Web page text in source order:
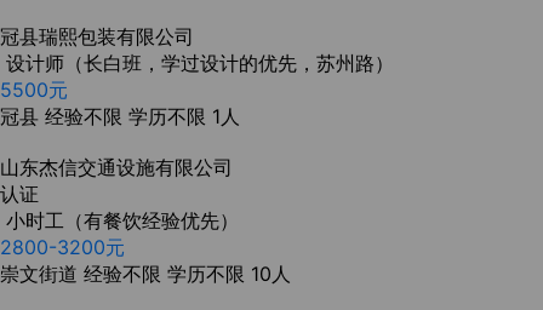
冠县瑞熙包装有限公司
设计师（长白班，学过设计的优先，苏州路）
5500元
冠县 经验不限 学历不限 1人
山东杰信交通设施有限公司
认证
小时工（有餐饮经验优先）
2800-3200元
崇文街道 经验不限 学历不限 10人